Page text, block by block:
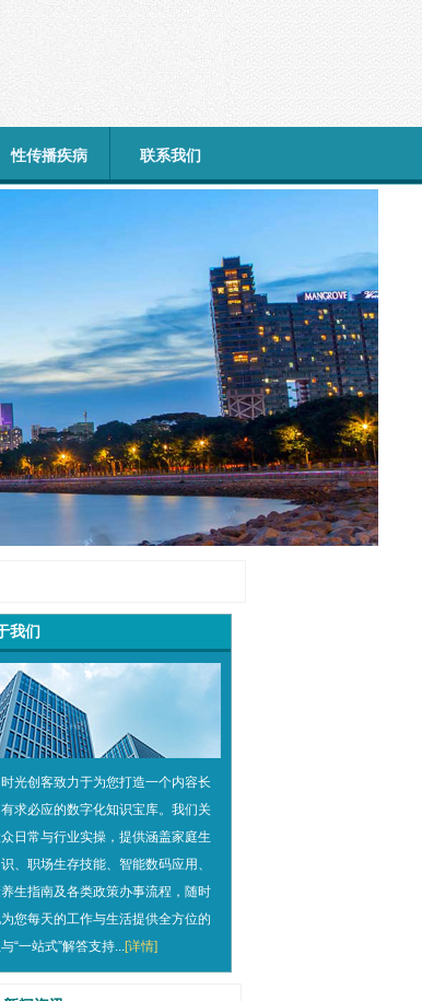
性传播疾病 联系我们
我们
时光创客致力于为您打造一个内容长
求必应的数字化知识宝库。我们关
日常与行业实操，提供涵盖家庭生
、职场生存技能、智能数码应用、
生指南及各类政策办事流程，随时
您每天的工作与生活提供全方位的
“一站式”解答支持... [详情]